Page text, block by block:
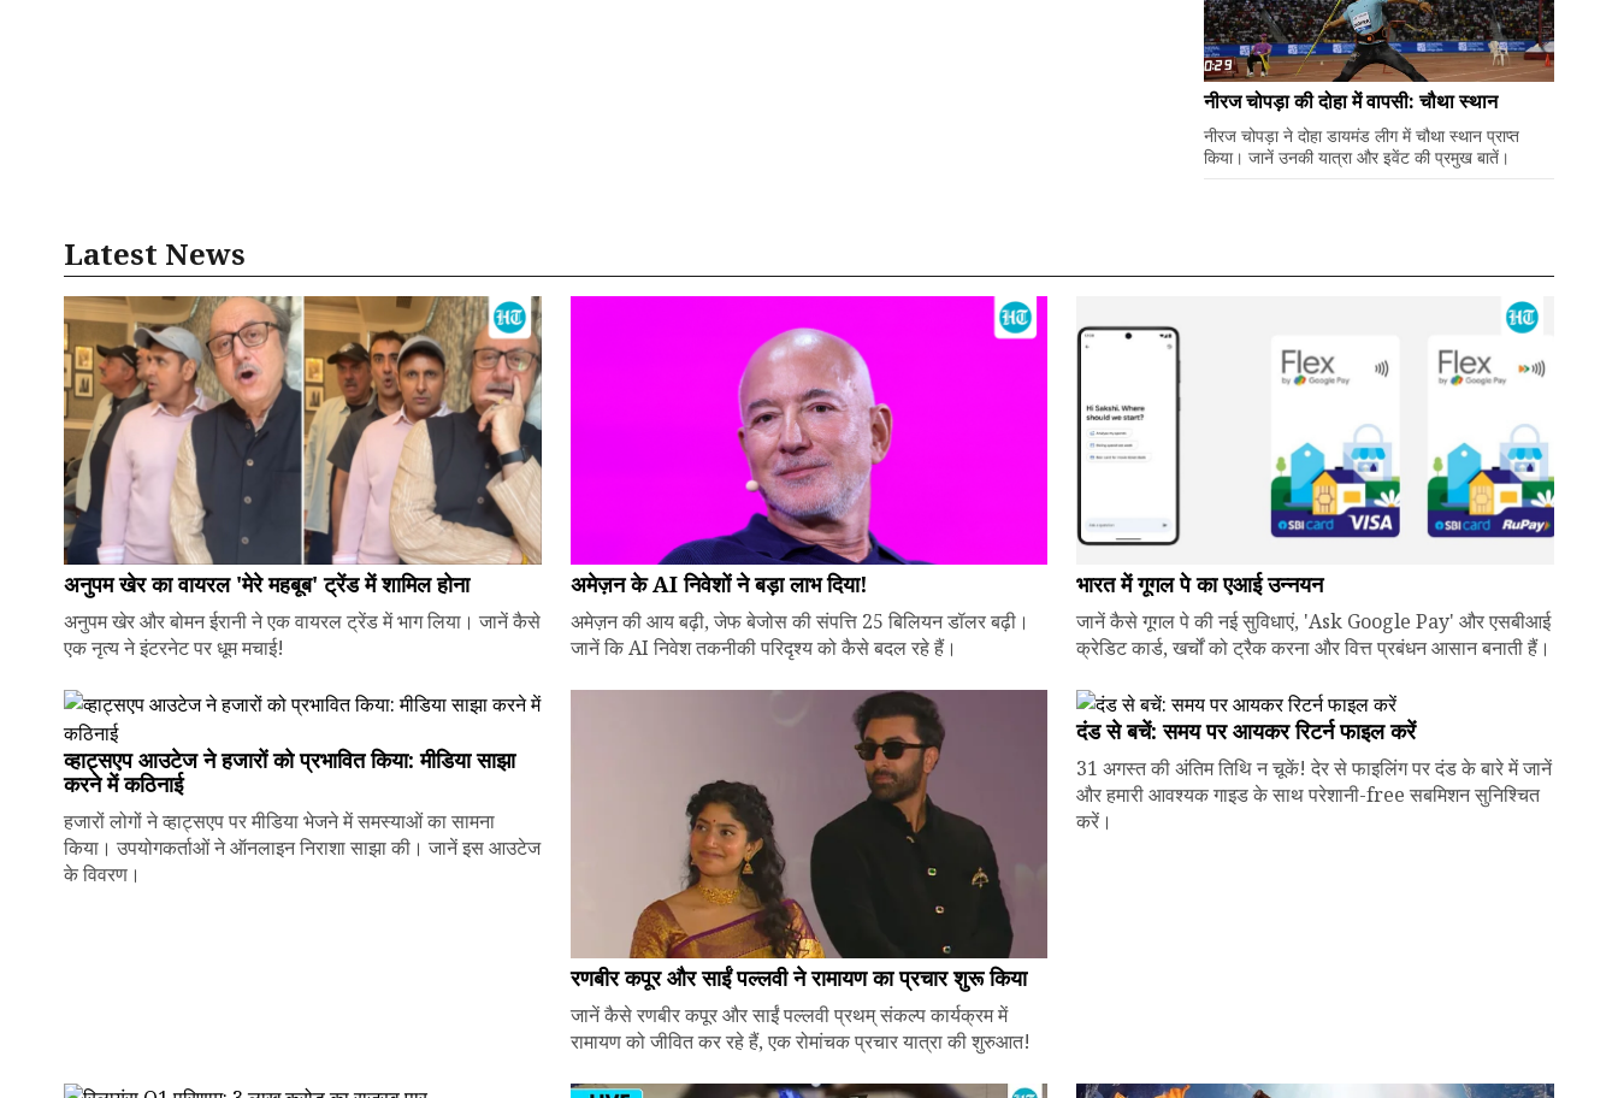
नीरज चोपड़ा की दोहा में वापसी: चौथा स्थान
नीरज चोपड़ा ने दोहा डायमंड लीग में चौथा स्थान प्राप्त
किया। जानें उनकी यात्रा और इवेंट की प्रमुख बातें।
Latest News
अनुपम खेर का वायरल 'मेरे महबूब' ट्रेंड में शामिल होना
अनुपम खेर और बोमन ईरानी ने एक वायरल ट्रेंड में भाग लिया। जानें कैसे
एक नृत्य ने इंटरनेट पर धूम मचाई!
अमेज़न के AI निवेशों ने बड़ा लाभ दिया!
अमेज़न की आय बढ़ी, जेफ बेजोस की संपत्ति 25 बिलियन डॉलर बढ़ी।
जानें कि AI निवेश तकनीकी परिदृश्य को कैसे बदल रहे हैं।
भारत में गूगल पे का एआई उन्नयन
जानें कैसे गूगल पे की नई सुविधाएं, 'Ask Google Pay' और एसबीआई
क्रेडिट कार्ड, खर्चों को ट्रैक करना और वित्त प्रबंधन आसान बनाती हैं।
व्हाट्सएप आउटेज ने हजारों को प्रभावित किया: मीडिया साझा
करने में कठिनाई
हजारों लोगों ने व्हाट्सएप पर मीडिया भेजने में समस्याओं का सामना
किया। उपयोगकर्ताओं ने ऑनलाइन निराशा साझा की। जानें इस आउटेज
के विवरण।
रणबीर कपूर और साईं पल्लवी ने रामायण का प्रचार शुरू किया
जानें कैसे रणबीर कपूर और साईं पल्लवी प्रथम् संकल्प कार्यक्रम में
रामायण को जीवित कर रहे हैं, एक रोमांचक प्रचार यात्रा की शुरुआत!
दंड से बचें: समय पर आयकर रिटर्न फाइल करें
31 अगस्त की अंतिम तिथि न चूकें! देर से फाइलिंग पर दंड के बारे में जानें
और हमारी आवश्यक गाइड के साथ परेशानी-free सबमिशन सुनिश्चित
करें।